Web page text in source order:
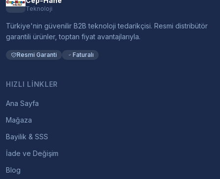
Teknoloji
Türkiye'nin güvenilir B2B teknoloji tedarikçisi. Resmi distribütör
garantili ürünler, toptan fiyat avantajlarıyla.
Resmi Garanti Faturalı
HIZLI LINKLER
Ana Sayfa
Mağaza
Bayilik & SSS
İade ve Değişim
Blog